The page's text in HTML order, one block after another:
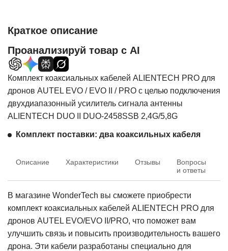
Краткое описание
Проанализируй товар с AI
Комплект коаксиальных кабелей ALIENTECH PRO для
дронов AUTEL EVO / EVO II / PRO с целью подключения
двухдиапазонный усилитель сигнала антенны
ALIENTECH DUO II DUO-2458SSB 2,4G/5,8G
Комплект поставки: два коаксильных кабеля
Описание Характеристики Отзывы
Вопросы
и ответы
В магазине WonderTech вы сможете приобрести
комплект коаксиальных кабелей ALIENTECH PRO для
дронов AUTEL EVO/EVO II/PRO, что поможет вам
улучшить связь и повысить производительность вашего
дрона. Эти кабели разработаны специально для